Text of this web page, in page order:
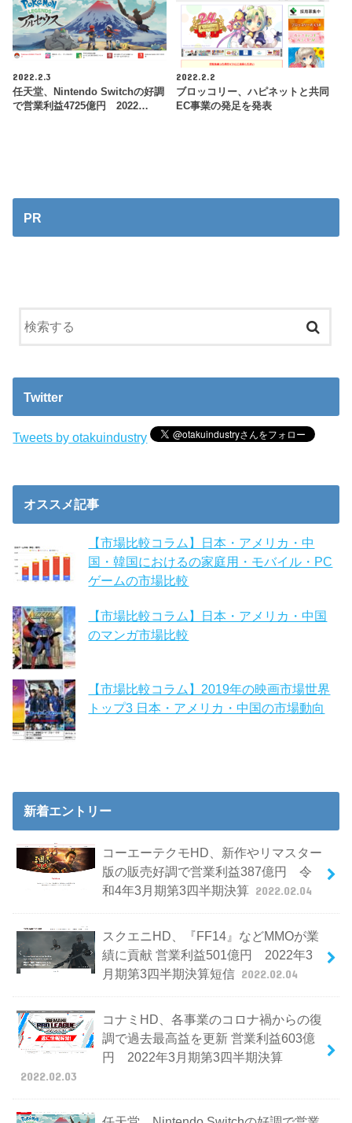
2022.2.3
任天堂、Nintendo Switchの好調
で営業利益4725億円 2022…
2022.2.2
ブロッコリー、ハピネットと共同
EC事業の発足を発表
PR
Twitter
Tweets by otakuindustry
オススメ記事
【市場比較コラム】日本・アメリカ・中
国・韓国におけるの家庭用・モバイル・PC
ゲームの市場比較
【市場比較コラム】日本・アメリカ・中国
のマンガ市場比較
【市場比較コラム】2019年の映画市場世界
トップ3 日本・アメリカ・中国の市場動向
新着エントリー
コーエーテクモHD、新作やリマスター
版の販売好調で営業利益387億円 令
和4年3月期第3四半期決算 2022.02.04
スクエニHD、『FF14』などMMOが業
績に貢献 営業利益501億円 2022年3
月期第3四半期決算短信 2022.02.04
コナミHD、各事業のコロナ禍からの復
調で過去最高益を更新 営業利益603億
円 2022年3月期第3四半期決算
2022.02.03